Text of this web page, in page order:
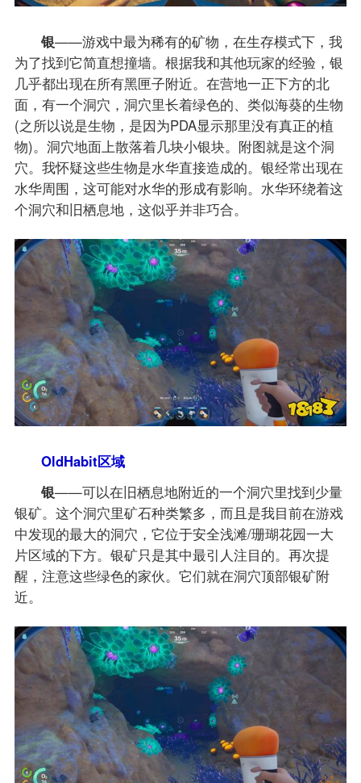
银——游戏中最为稀有的矿物，在生存模式下，我
为了找到它简直想撞墙。根据我和其他玩家的经验，银
几乎都出现在所有黑匣子附近。在营地一正下方的北
面，有一个洞穴，洞穴里长着绿色的、类似海葵的生物
(之所以说是生物，是因为PDA显示那里没有真正的植
物)。洞穴地面上散落着几块小银块。附图就是这个洞
穴。我怀疑这些生物是水华直接造成的。银经常出现在
水华周围，这可能对水华的形成有影响。水华环绕着这
个洞穴和旧栖息地，这似乎并非巧合。
OldHabit区域
银——可以在旧栖息地附近的一个洞穴里找到少量
银矿。这个洞穴里矿石种类繁多，而且是我目前在游戏
中发现的最大的洞穴，它位于安全浅滩/珊瑚花园一大
片区域的下方。银矿只是其中最引人注目的。再次提
醒，注意这些绿色的家伙。它们就在洞穴顶部银矿附
近。